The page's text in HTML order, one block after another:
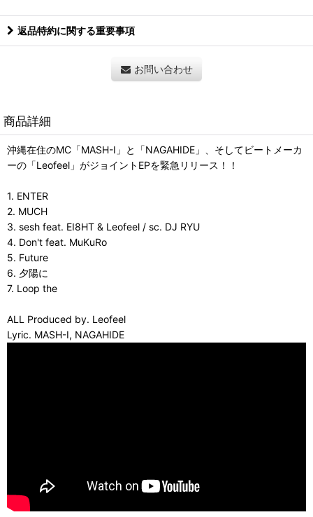
返品特約に関する重要事項
お問い合わせ
商品詳細
沖縄在住のMC「MASH-I」と「NAGAHIDE」、そしてビートメーカ
ーの「Leofeel」がジョイントEPを緊急リリース！！
1. ENTER
2. MUCH
3. sesh feat. EI8HT & Leofeel / sc. DJ RYU
4. Don't feat. MuKuRo
5. Future
6. 夕陽に
7. Loop the
ALL Produced by. Leofeel
Lyric. MASH-I, NAGAHIDE